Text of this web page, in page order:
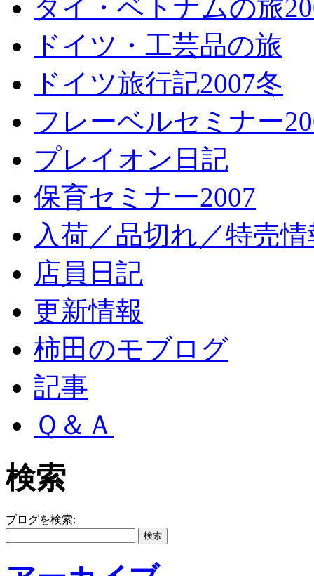
タイ・ベトナムの旅
ドイツ・工芸品の旅
ドイツ旅行記2007冬
フレーベルセミナー
プレイオン日記
保育セミナー2007
入荷／品切れ／特売
店員日記
更新情報
柿田のモブログ
記事
Ｑ＆Ａ
検索
ブログを検索: